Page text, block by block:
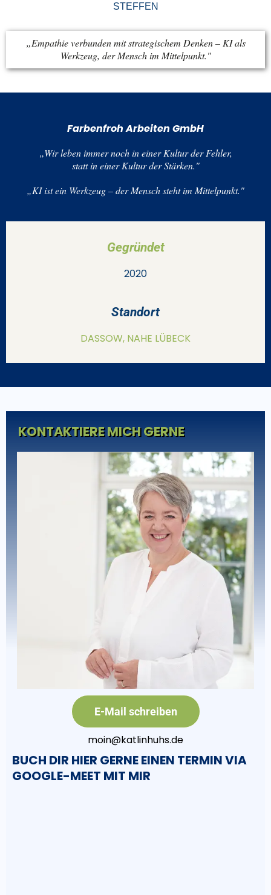
STEFFEN
„Empathie verbunden mit strategischem Denken – KI als
Werkzeug, der Mensch im Mittelpunkt."
Farbenfroh Arbeiten GmbH
„Wir leben immer noch in einer Kultur der Fehler,
statt in einer Kultur der Stärken."
„KI ist ein Werkzeug – der Mensch steht im Mittelpunkt."
Gegründet
2020
Standort
DASSOW, NAHE LÜBECK
KONTAKTIERE MICH GERNE
E-Mail schreiben
moin@katlinhuhs.de
BUCH DIR HIER GERNE EINEN TERMIN VIA
GOOGLE-MEET MIT MIR